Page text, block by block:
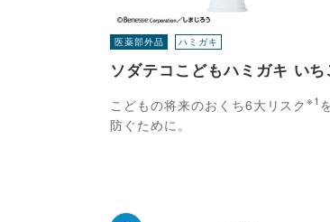
医薬部外品 ハミガキ
ソダテコこどもハミガキ いち
こどもの将来のおくち6大リスク※1
防ぐために。